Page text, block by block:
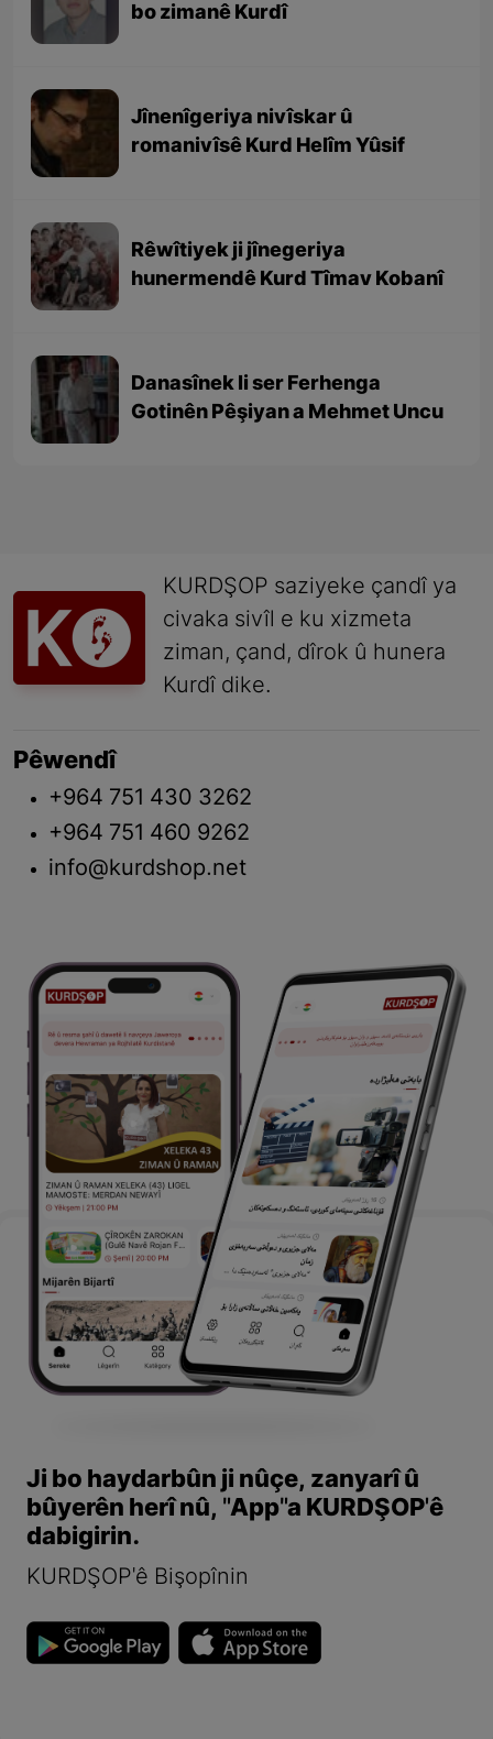
bo zimanê Kurdî
Jînenîgeriya nivîskar û
romanivîsê Kurd Helîm Yûsif
Rêwîtiyek ji jînegeriya
hunermendê Kurd Tîmav Kobanî
Danasînek li ser Ferhenga
Gotinên Pêşiyan a Mehmet Uncu
KURDŞOP saziyeke çandî ya
civaka sivîl e ku xizmeta
ziman, çand, dîrok û hunera
Kurdî dike.
Pêwendî
+964 751 430 3262
+964 751 460 9262
info@kurdshop.net
Ji bo haydarbûn ji nûçe, zanyarî û
bûyerên herî nû, "App"a KURDŞOP'ê
dabigirin.
KURDŞOP'ê Bişopînin